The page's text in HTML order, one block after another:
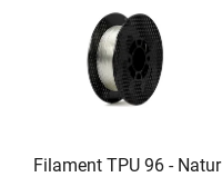
Filament TPU 96 - Natur